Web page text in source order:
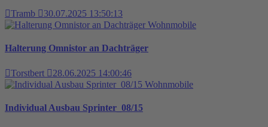
Tramb
30.07.2025 13:50:13
Wohnmobile
Halterung Omnistor an Dachträger
Torstbert
28.06.2025 14:00:46
Wohnmobile
Individual Ausbau Sprinter_08/15